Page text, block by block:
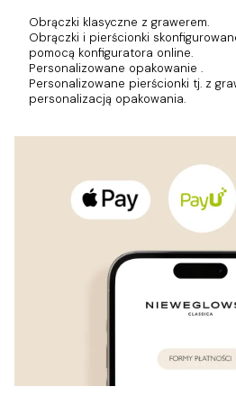
Obrączki klasyczne z grawerem.
Obrączki i pierścionki
pomocą konfiguratora online.
Personalizowane opakowanie .
Personalizowane pierścionki tj. z
personalizacją opakowania.